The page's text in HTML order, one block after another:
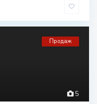
5
Продаж